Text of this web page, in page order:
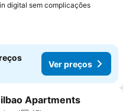
digital sem complicações
Ver preços
aos favoritos
Apartments